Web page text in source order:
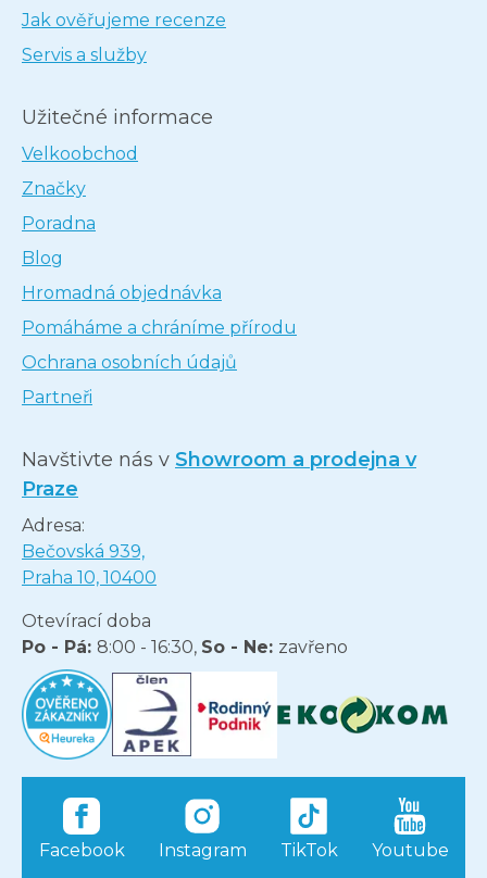
Jak ověřujeme recenze
Servis a služby
Užitečné informace
Velkoobchod
Značky
Poradna
Blog
Hromadná objednávka
Pomáháme a chráníme přírodu
Ochrana osobních údajů
Partneři
Navštivte nás v Showroom a prodejna v
Praze
Adresa:
Bečovská 939,
Praha 10, 10400
Otevírací doba
Po - Pá: 8:00 - 16:30, So - Ne: zavřeno
Facebook Instagram TikTok Youtube